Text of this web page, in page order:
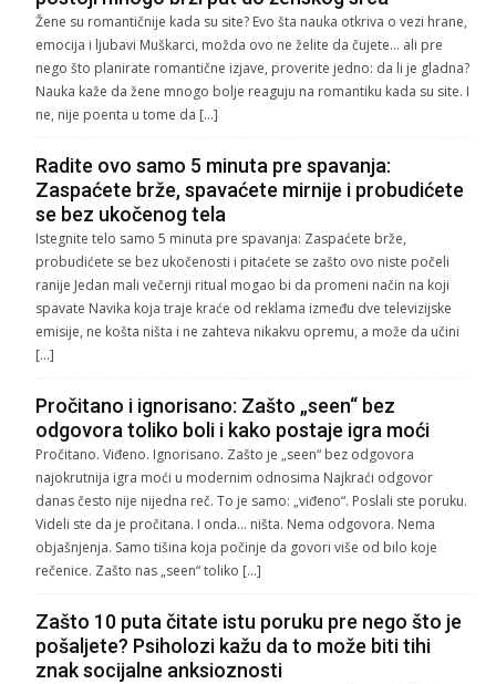
Žene su romantičnije kada su site? Evo šta nauka otkriva o vezi hrane,
emocija i ljubavi Muškarci, možda ovo ne želite da čujete… ali pre
nego što planirate romantične izjave, proverite jedno: da li je gladna?
Nauka kaže da žene mnogo bolje reaguju na romantiku kada su site. I
ne, nije poenta u tome da […]
Radite ovo samo 5 minuta pre spavanja:
Zaspaćete brže, spavaćete mirnije i probudićete
se bez ukočenog tela
Istegnite telo samo 5 minuta pre spavanja: Zaspaćete brže,
probudićete se bez ukočenosti i pitaćete se zašto ovo niste počeli
ranije Jedan mali večernji ritual mogao bi da promeni način na koji
spavate Navika koja traje kraće od reklama između dve televizijske
emisije, ne košta ništa i ne zahteva nikakvu opremu, a može da učini
[…]
Pročitano i ignorisano: Zašto „seen“ bez
odgovora toliko boli i kako postaje igra moći
Pročitano. Viđeno. Ignorisano. Zašto je „seen“ bez odgovora
najokrutnija igra moći u modernim odnosima Najkraći odgovor
danas često nije nijedna reč. To je samo: „viđeno“. Poslali ste poruku.
Videli ste da je pročitana. I onda… ništa. Nema odgovora. Nema
objašnjenja. Samo tišina koja počinje da govori više od bilo koje
rečenice. Zašto nas „seen“ toliko […]
Zašto 10 puta čitate istu poruku pre nego što je
pošaljete? Psiholozi kažu da to može biti tihi
znak socijalne anksioznosti